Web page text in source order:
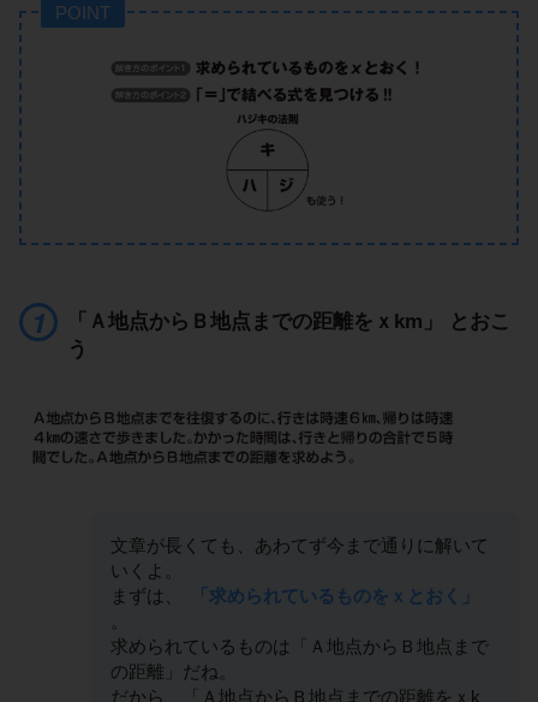
POINT
「Ａ地点からＢ地点までの距離をｘkm」 とおこ
う
文章が長くても、あわてず今まで通りに解いて
いくよ。
まずは、
「求められているものをｘとおく」
求められているものは「Ａ地点からＢ地点まで
の距離」だね。
だから、「Ａ地点からＢ地点までの距離をｘk